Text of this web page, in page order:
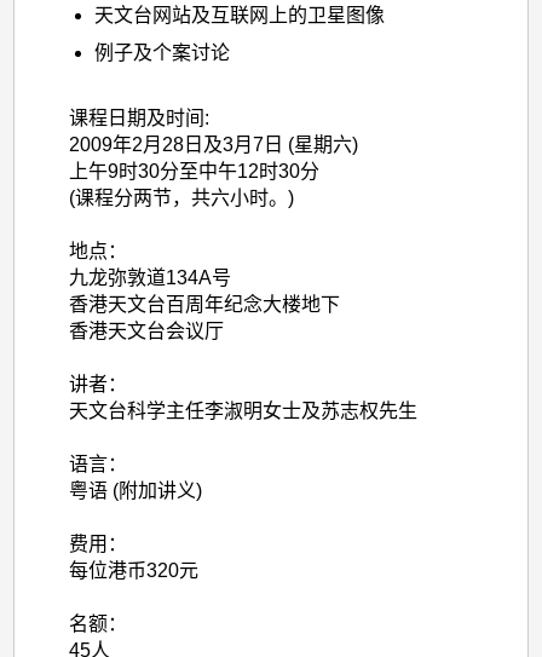
天文台网站及互联网上的卫星图像
例子及个案讨论
课程日期及时间:
2009年2月28日及3月7日 (星期六)
上午9时30分至中午12时30分
(课程分两节，共六小时。)
地点：
九龙弥敦道134A号
香港天文台百周年纪念大楼地下
香港天文台会议厅
讲者：
天文台科学主任李淑明女士及苏志权先生
语言：
粤语 (附加讲义)
费用：
每位港币320元
名额：
45人